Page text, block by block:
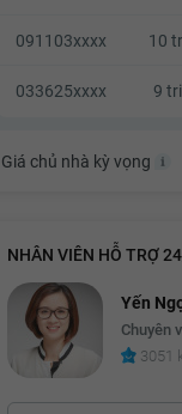
10.2 triệu
10.4 triệu
10.6 triệu
10.7 triệu
10.8 triệu
091103xxxx 10
033625xxxx 9
Giá chủ nhà kỳ vọng
NHÂN VIÊN HỖ TRỢ
Yến
Chuyên
3051